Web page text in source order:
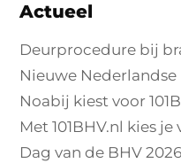
Actueel
Deurprocedure bij
Nieuwe
Noabij kiest voor
Met 101BHV.nl kies
Dag van de BHV